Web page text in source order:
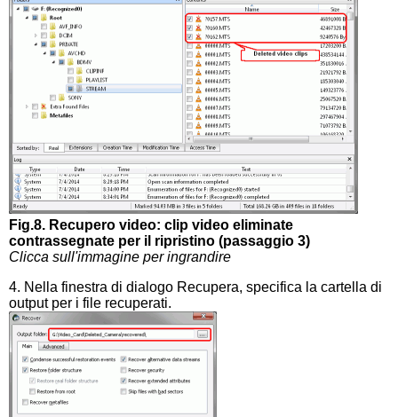
Fig.8. Recupero video: clip video eliminate
contrassegnate per il ripristino (passaggio 3)
Clicca sull'immagine per ingrandire
4. Nella finestra di dialogo Recupera, specifica la cartella di
output per i file recuperati.